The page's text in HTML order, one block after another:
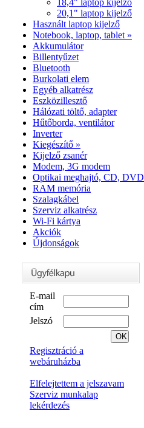
18,4" laptop kijelző
20,1" laptop kijelző
Használt laptop kijelző
Notebook, laptop, tablet »
Akkumulátor
Billentyűzet
Bluetooth
Burkolati elem
Egyéb alkatrész
Eszközillesztő
Hálózati töltő, adapter
Hűtőborda, ventilátor
Inverter
Kiegészítő »
Kijelző zsanér
Modem, 3G modem
Optikai meghajtó, CD, DVD
RAM memória
Szalagkábel
Szerviz alkatrész
Wi-Fi kártya
Akciók
Újdonságok
E-mail
cím
Jelszó
Regisztráció a
webáruházba
Elfelejtettem a jelszavam
Szerviz munkalap
lekérdezés